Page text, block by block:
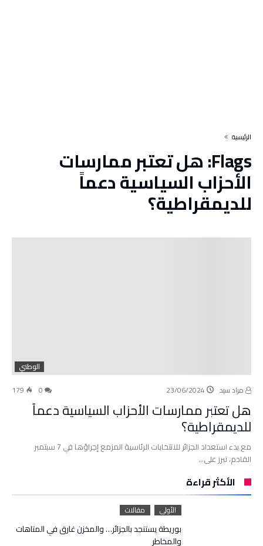
‫الرئيسية‬
Flags: هل تعتبر ممارسات
الأحزاب السياسية دعماً
للديمقراطية؟
الوطني
مراد سيد
23/06/2024
179
هل تعتبر ممارسات الأحزاب السياسية دعماً
للديمقراطية؟
مع بدء استعداد الجزائر للانتخابات الرئاسية المزمع إجراؤها في 7 سبتمبر
القادم، تبرز على…
الأكثر قراءة
الأولى مقالات
بوريطة يستنجد بالجزائر… والمخزن غارق في المتاهات
والمخاطر